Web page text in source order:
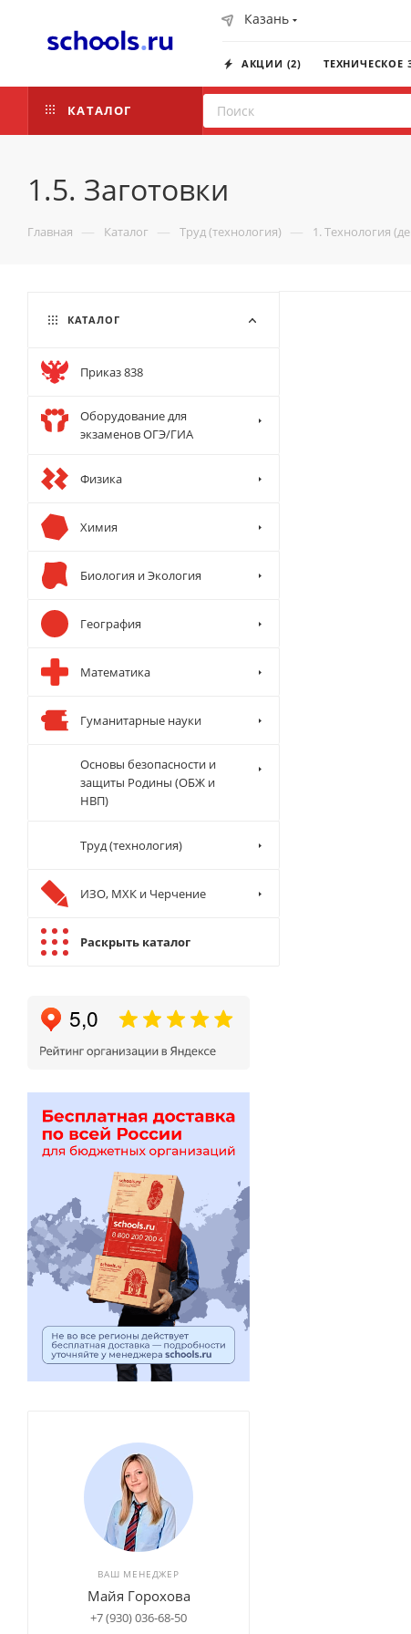
Казань
АКЦИИ (2) ТЕХНИЧЕСКОЕ
КАТАЛОГ
1.5. Заготовки
Главная — Каталог — Труд (технология) — 1. Технология
КАТАЛОГ
Приказ 838
Оборудование для
экзаменов ОГЭ/ГИА
Физика
Химия
Биология и Экология
География
Математика
Гуманитарные науки
Основы безопасности и
защиты Родины (ОБЖ и
НВП)
Труд (технология)
ИЗО, МХК и Черчение
Раскрыть каталог
ВАШ МЕНЕДЖЕР
Майя Горохова
+7 (930) 036-68-50